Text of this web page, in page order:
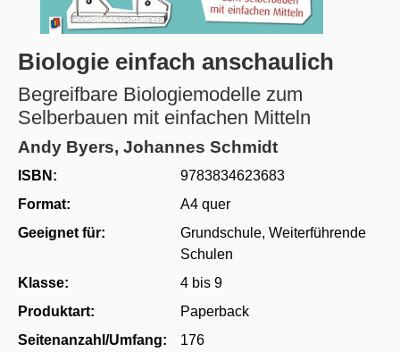
Biologie einfach anschaulich
Begreifbare Biologiemodelle zum
Selberbauen mit einfachen Mitteln
Andy Byers, Johannes Schmidt
ISBN:
9783834623683
Format:
A4 quer
Geeignet für:
Grundschule, Weiterführende
Schulen
Klasse:
4 bis 9
Produktart:
Paperback
Seitenanzahl/Umfang:
176